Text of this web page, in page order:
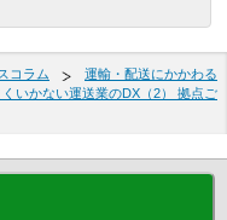
コラム
運輸・配送にかかわる
いかない運送業のDX（2） 拠点ご